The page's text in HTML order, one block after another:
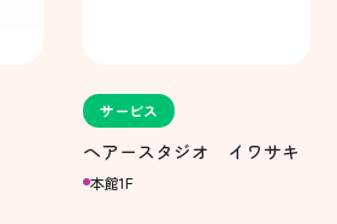
サービス
ヘアースタジオ イワサキ
本館1F